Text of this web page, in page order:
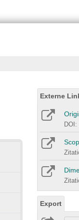
Externe
DOI:
Export